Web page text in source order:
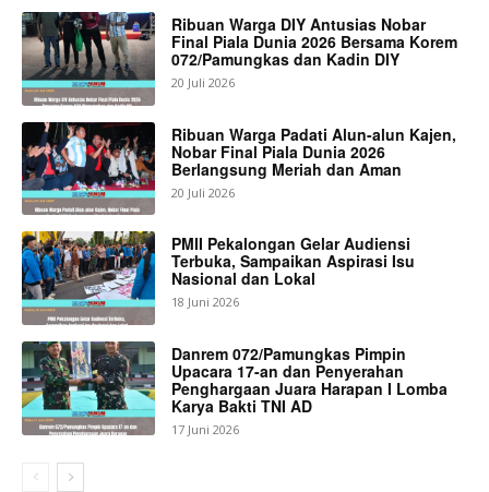
Ribuan Warga DIY Antusias Nobar
Final Piala Dunia 2026 Bersama Korem
072/Pamungkas dan Kadin DIY
20 Juli 2026
Ribuan Warga Padati Alun-alun Kajen,
Nobar Final Piala Dunia 2026
Berlangsung Meriah dan Aman
20 Juli 2026
PMII Pekalongan Gelar Audiensi
Terbuka, Sampaikan Aspirasi Isu
Nasional dan Lokal
18 Juni 2026
Danrem 072/Pamungkas Pimpin
Upacara 17-an dan Penyerahan
Penghargaan Juara Harapan I Lomba
Karya Bakti TNI AD
17 Juni 2026